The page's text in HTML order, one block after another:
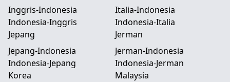
Inggris-Indonesia
Indonesia-Inggris
Italia-Indonesia
Indonesia-Italia
Jepang
Jepang-Indonesia
Indonesia-Jepang
Jerman
Jerman-Indonesia
Indonesia-Jerman
Korea
Malaysia